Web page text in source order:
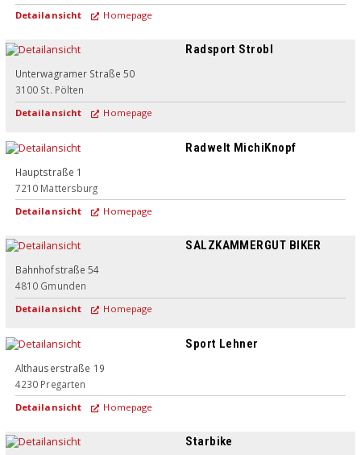
Detailansicht Homepage
Radsport Strobl
Unterwagramer Straße 50
3100 St. Pölten
Detailansicht Homepage
Radwelt MichiKnopf
Hauptstraße 1
7210 Mattersburg
Detailansicht Homepage
SALZKAMMERGUT BIKER
Bahnhofstraße 54
4810 Gmunden
Detailansicht Homepage
Sport Lehner
Althauserstraße 19
4230 Pregarten
Detailansicht Homepage
Starbike